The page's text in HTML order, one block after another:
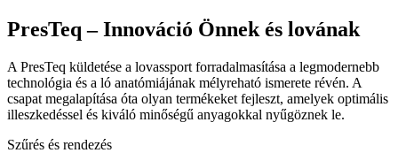
PresTeq – Innováció Önnek és lovának
A PresTeq küldetése a lovassport forradalmasítása a legmodernebb
technológia és a ló anatómiájának mélyreható ismerete révén. A
csapat megalapítása óta olyan termékeket fejleszt, amelyek optimális
illeszkedéssel és kiváló minőségű anyagokkal nyűgöznek le.
Szűrés és rendezés